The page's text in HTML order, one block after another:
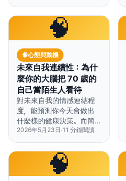
數人想像的還要嚴重。
🧠
🧠心態與動機
未來自我連續性：為什
麼你的大腦把 70 歲的
自己當陌生人看待
對未來自我的情感連結程
度，能預測你今天會做出
什麼樣的健康決策。而簡
單的視覺化練習，就能強
化這份連結。
2026年5月23日 ·11 分鐘閱讀
🧠